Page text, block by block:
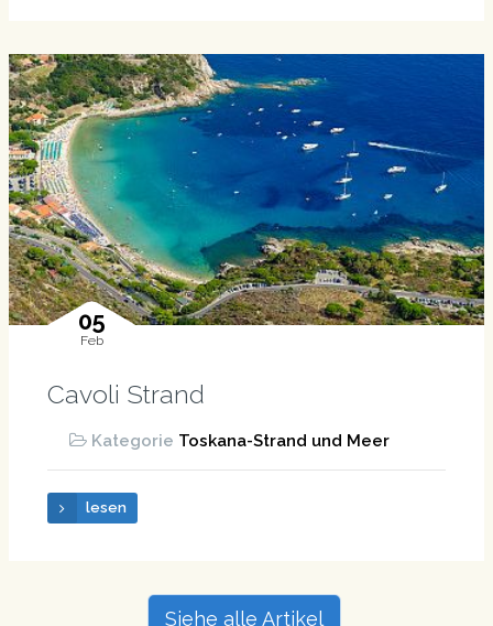
05
Feb
Cavoli Strand
Kategorie Toskana-Strand und Meer
lesen
Siehe alle Artikel